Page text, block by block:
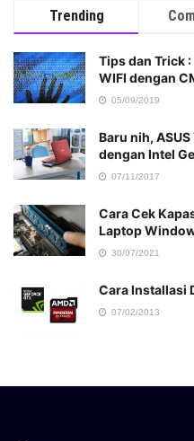
Trending
Tips dan Trick
WIFI dengan
05/09/2019
Baru nih,
dengan Intel
07/11/2017
Cara Cek
Laptop
30/07/2021
Cara Installasi
07/02/2013